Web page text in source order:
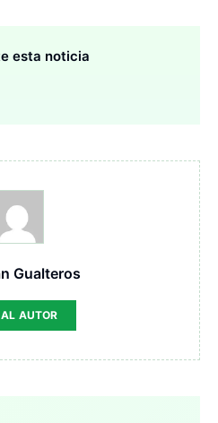
esta noticia
Gualteros
AUTOR